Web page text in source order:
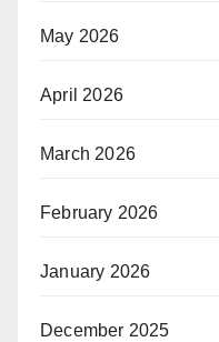
May 2026
April 2026
March 2026
February 2026
January 2026
December 2025